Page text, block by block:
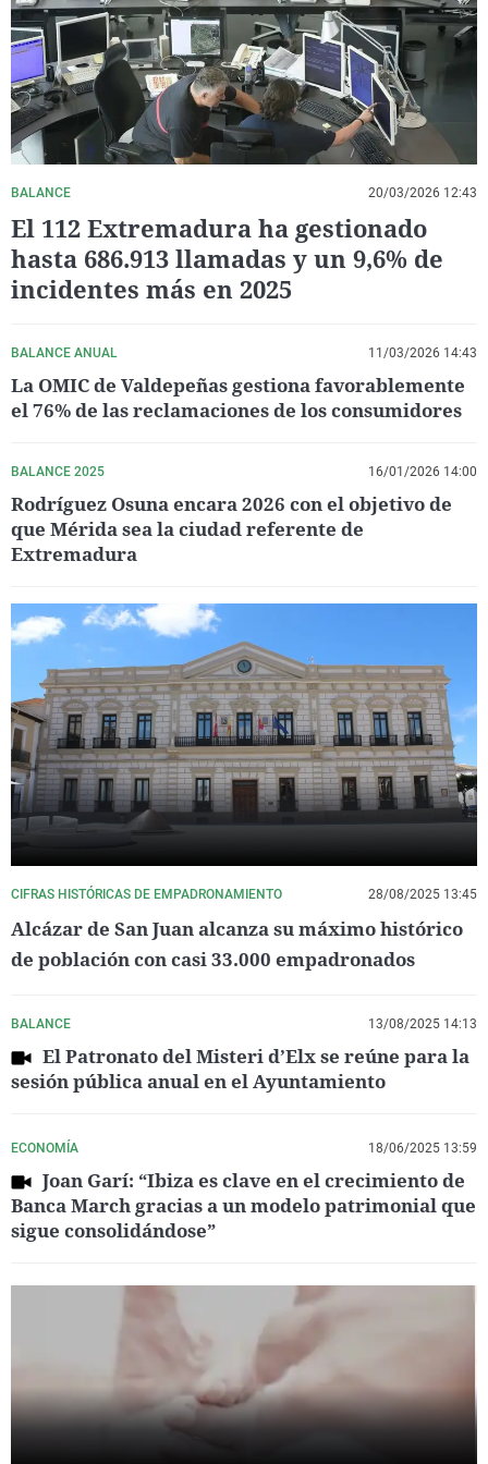
La rosa de los vientos
Gente viajera
Como el perro y el
Caso
Retornados
Equipo de
Operación Viuda
Extremadura
Galicia
La Rioja
Navarra
País Vasco
Virales
Televisión
Elecciones
BALANCE 20/03/2026 12:43
El 112 Extremadura ha gestionado
hasta 686.913 llamadas y un 9,6% de
incidentes más en 2025
BALANCE ANUAL 11/03/2026 14:43
La OMIC de Valdepeñas gestiona favorablemente
el 76% de las reclamaciones de los consumidores
BALANCE 2025 16/01/2026 14:00
Rodríguez Osuna encara 2026 con el objetivo de
que Mérida sea la ciudad referente de
Extremadura
CIFRAS HISTÓRICAS DE EMPADRONAMIENTO 28/08/2025 13:45
Alcázar de San Juan alcanza su máximo histórico
de población con casi 33.000 empadronados
BALANCE 13/08/2025 14:13
El Patronato del Misteri d’Elx se reúne para la
sesión pública anual en el Ayuntamiento
ECONOMÍA 18/06/2025 13:59
Joan Garí: “Ibiza es clave en el crecimiento de
Banca March gracias a un modelo patrimonial que
sigue consolidándose”